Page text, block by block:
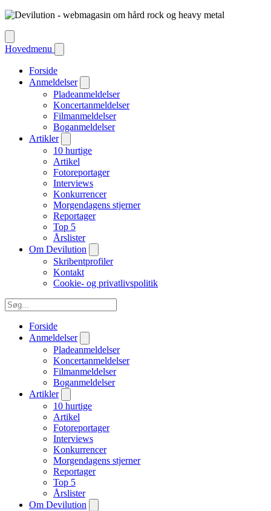
Hovedmenu
Forside
Anmeldelser
Pladeanmeldelser
Koncertanmeldelser
Filmanmeldelser
Boganmeldelser
Artikler
10 hurtige
Artikel
Fotoreportager
Interviews
Konkurrencer
Morgendagens stjerner
Reportager
Top 5
Årslister
Om Devilution
Skribentprofiler
Kontakt
Cookie- og privatlivspolitik
Forside
Anmeldelser
Pladeanmeldelser
Koncertanmeldelser
Filmanmeldelser
Boganmeldelser
Artikler
10 hurtige
Artikel
Fotoreportager
Interviews
Konkurrencer
Morgendagens stjerner
Reportager
Top 5
Årslister
Om Devilution